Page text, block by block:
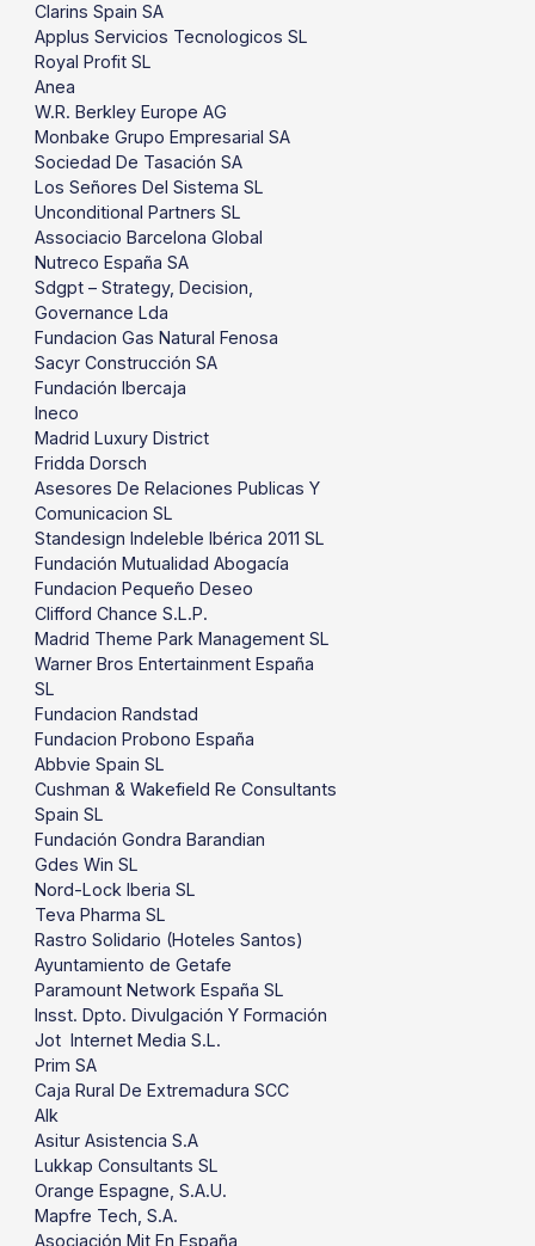
Clarins Spain SA
Applus Servicios Tecnologicos SL
Royal Profit SL
Anea
W.R. Berkley Europe AG
Monbake Grupo Empresarial SA
Sociedad De Tasación SA
Los Señores Del Sistema SL
Unconditional Partners SL
Associacio Barcelona Global
Nutreco España SA
Sdgpt – Strategy, Decision,
Governance Lda
Fundacion Gas Natural Fenosa
Sacyr Construcción SA
Fundación Ibercaja
Ineco
Madrid Luxury District
Fridda Dorsch
Asesores De Relaciones Publicas Y
Comunicacion SL
Standesign Indeleble Ibérica 2011 SL
Fundación Mutualidad Abogacía
Fundacion Pequeño Deseo
Clifford Chance S.L.P.
Madrid Theme Park Management SL
Warner Bros Entertainment España
SL
Fundacion Randstad
Fundacion Probono España
Abbvie Spain SL
Cushman & Wakefield Re Consultants
Spain SL
Fundación Gondra Barandian
Gdes Win SL
Nord-Lock Iberia SL
Teva Pharma SL
Rastro Solidario (Hoteles Santos)
Ayuntamiento de Getafe
Paramount Network España SL
Insst. Dpto. Divulgación Y Formación
Jot Internet Media S.L.
Prim SA
Caja Rural De Extremadura SCC
Alk
Asitur Asistencia S.A
Lukkap Consultants SL
Orange Espagne, S.A.U.
Mapfre Tech, S.A.
Asociación Mit En España